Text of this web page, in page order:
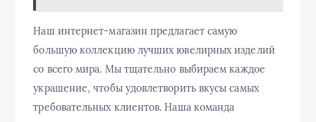
Наш интернет-магазин предлагает самую
большую коллекцию лучших ювелирных изделий
со всего мира. Мы тщательно выбираем каждое
украшение, чтобы удовлетворить вкусы самых
требовательных клиентов. Наша команда